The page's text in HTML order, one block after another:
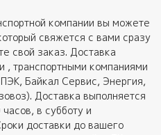
компании вы можете
свяжется с вами сразу
свой заказ. Доставка
, транспортными компаниями
Байкал Сервис, Энергия,
Доставка выполняется
в субботу и
доставки до вашего